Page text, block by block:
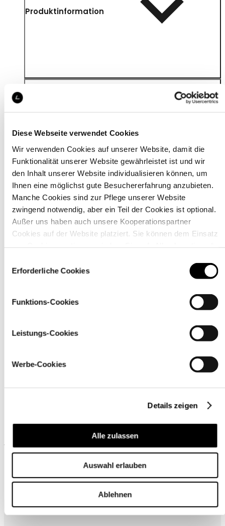
Diese Webseite verwendet Cookies
Wir verwenden Cookies auf unserer Website, damit die
Funktionalität unserer Website gewährleistet ist und wir
den Inhalt unserer Website individualisieren können, um
Ihnen eine möglichst gute Besuchererfahrung anzubieten.
Manche Cookies sind zur Pflege unserer Website
zwingend notwendig, aber ein Teil der Cookies ist optional.
Außer uns haben auch unsere Kooperationspartner
Cookies auf der Website platziert. Sie können dem Einsatz
über den Link „Cookie-Einstellungen
Erforderliche Cookies
Funktions-Cookies
Leistungs-Cookies
Werbe-Cookies
Details zeigen
Alle zulassen
Auswahl erlauben
Ablehnen
Produktinformation
Details
Material
Wird oft zusammen gekauft